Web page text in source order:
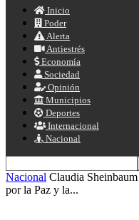
Inicio
Poder
Alerta
Antiestrés
Economía
Sociedad
Opinión
Municipios
Deportes
Internacional
Nacional
Nacional Claudia
por la Paz y la...